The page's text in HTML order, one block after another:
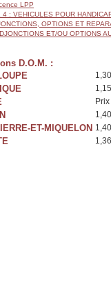
LPP
4 : VEHICULES POUR
OPTIONS ET
ET/OU OPTIONS
D.O.M. :
ET-MIQUELON